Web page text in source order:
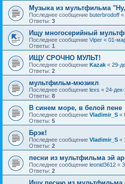
Музыка из мультфильма
Последнее сообщение buterbrodoff «
Ответы: 3
Ищу многосерийный
Последнее сообщение Viper « 01-
Ответы: 1
ИЩУ СРОЧНО МУЛЬТ!
Последнее сообщение Kazak « 29-
Ответы: 2
мультфильм-мюзикл
Последнее сообщение lexs « 24-
Ответы: 8
В синем море, в белой пене
Последнее сообщение Vladimir_S «
Ответы: 5
Брэк!
Последнее сообщение Vladimir_S «
Ответы: 2
песни из мультфильма эй
Последнее сообщение leonid3612 «
Ответы: 2